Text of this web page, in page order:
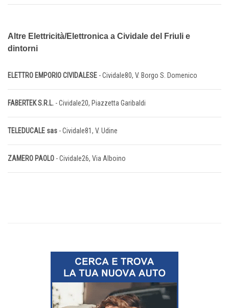
Altre Elettricità/Elettronica a Cividale del Friuli e
dintorni
ELETTRO EMPORIO CIVIDALESE - Cividale80, V. Borgo S. Domenico
FABERTEK S.R.L. - Cividale20, Piazzetta Garibaldi
TELEDUCALE sas - Cividale81, V. Udine
ZAMERO PAOLO - Cividale26, Via Alboino